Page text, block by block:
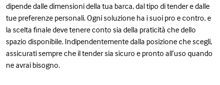
dipende dalle dimensioni della tua barca, dal tipo di tender e dalle
tue preferenze personali. Ogni soluzione ha i suoi pro e contro, e
la scelta finale deve tenere conto sia della praticità che dello
spazio disponibile. Indipendentemente dalla posizione che scegli,
assicurati sempre che il tender sia sicuro e pronto all’uso quando
ne avrai bisogno.